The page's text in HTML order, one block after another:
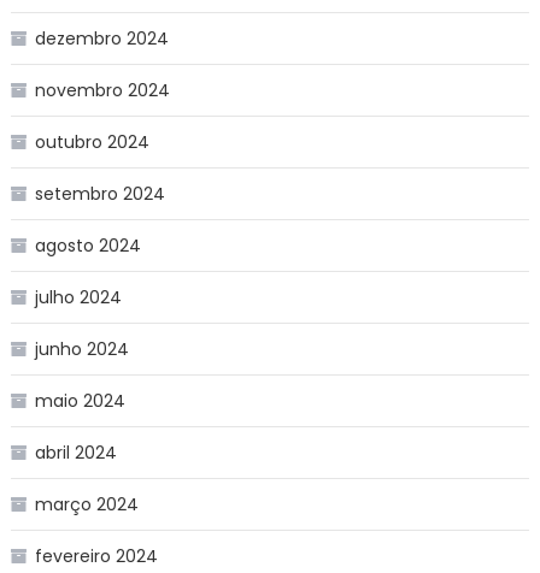
dezembro 2024
novembro 2024
outubro 2024
setembro 2024
agosto 2024
julho 2024
junho 2024
maio 2024
abril 2024
março 2024
fevereiro 2024